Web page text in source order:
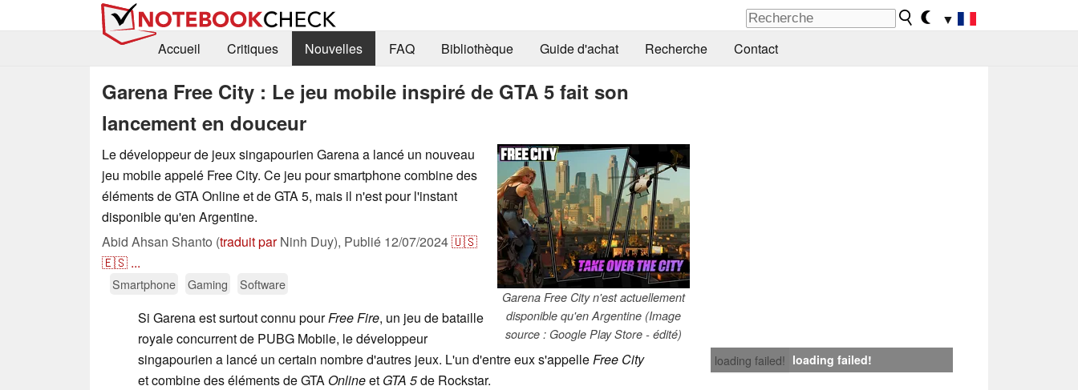
▼
Accueil
Critiques Nouvelles FAQ Bibliothèque Guide d'achat Recherche Contact
Garena Free City : Le jeu mobile inspiré de GTA 5 fait son
lancement en douceur
Garena Free City n'est actuellement
disponible qu'en Argentine (Image
source : Google Play Store - édité)
Le développeur de jeux singapourien Garena a lancé un nouveau
jeu mobile appelé Free City. Ce jeu pour smartphone combine des
éléments de GTA Online et de GTA 5, mais il n'est pour l'instant
disponible qu'en Argentine.
Abid Ahsan Shanto (traduit parNinh Duy), Publié 12/07/2024🇺🇸
🇪🇸 ...
Smartphone Gaming Software
loading failed! loading failed!
Si Garena est surtout connu pourFree Fire, un jeu de bataille
royale concurrent de PUBG Mobile, le développeur
singapourien a lancé un certain nombre d'autres jeux. L'un d'entre eux s'appelleFree City
et combine des éléments de GTA Onlineet GTA 5de Rockstar.